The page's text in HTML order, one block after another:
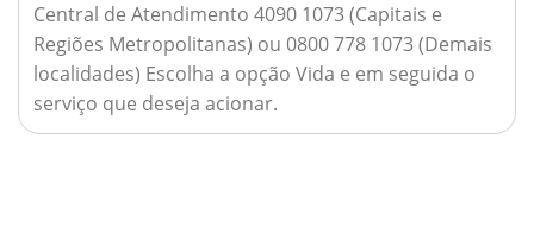
Central de Atendimento 4090 1073 (Capitais e
Regiões Metropolitanas) ou 0800 778 1073 (Demais
localidades) Escolha a opção Vida e em seguida o
serviço que deseja acionar.